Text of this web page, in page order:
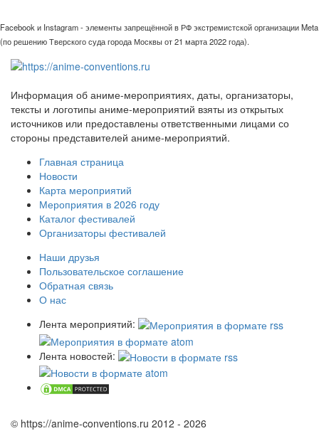
Facebook и Instagram - элементы запрещённой в РФ экстремистской организации Meta
(по решению Тверского суда города Москвы от 21 марта 2022 года).
Информация об аниме-мероприятиях, даты, организаторы,
тексты и логотипы аниме-мероприятий взяты из открытых
источников или предоставлены ответственными лицами со
стороны представителей аниме-мероприятий.
Главная страница
Новости
Карта мероприятий
Мероприятия в 2026 году
Каталог фестивалей
Организаторы фестивалей
Наши друзья
Пользовательское соглашение
Обратная связь
О нас
Лента мероприятий:
Лента новостей:
© https://anime-conventions.ru 2012 - 2026